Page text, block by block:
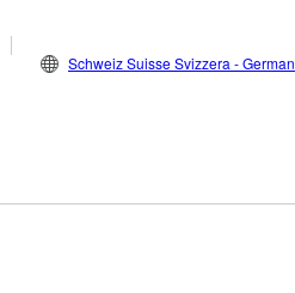
Schweiz Suisse Svizzera - German